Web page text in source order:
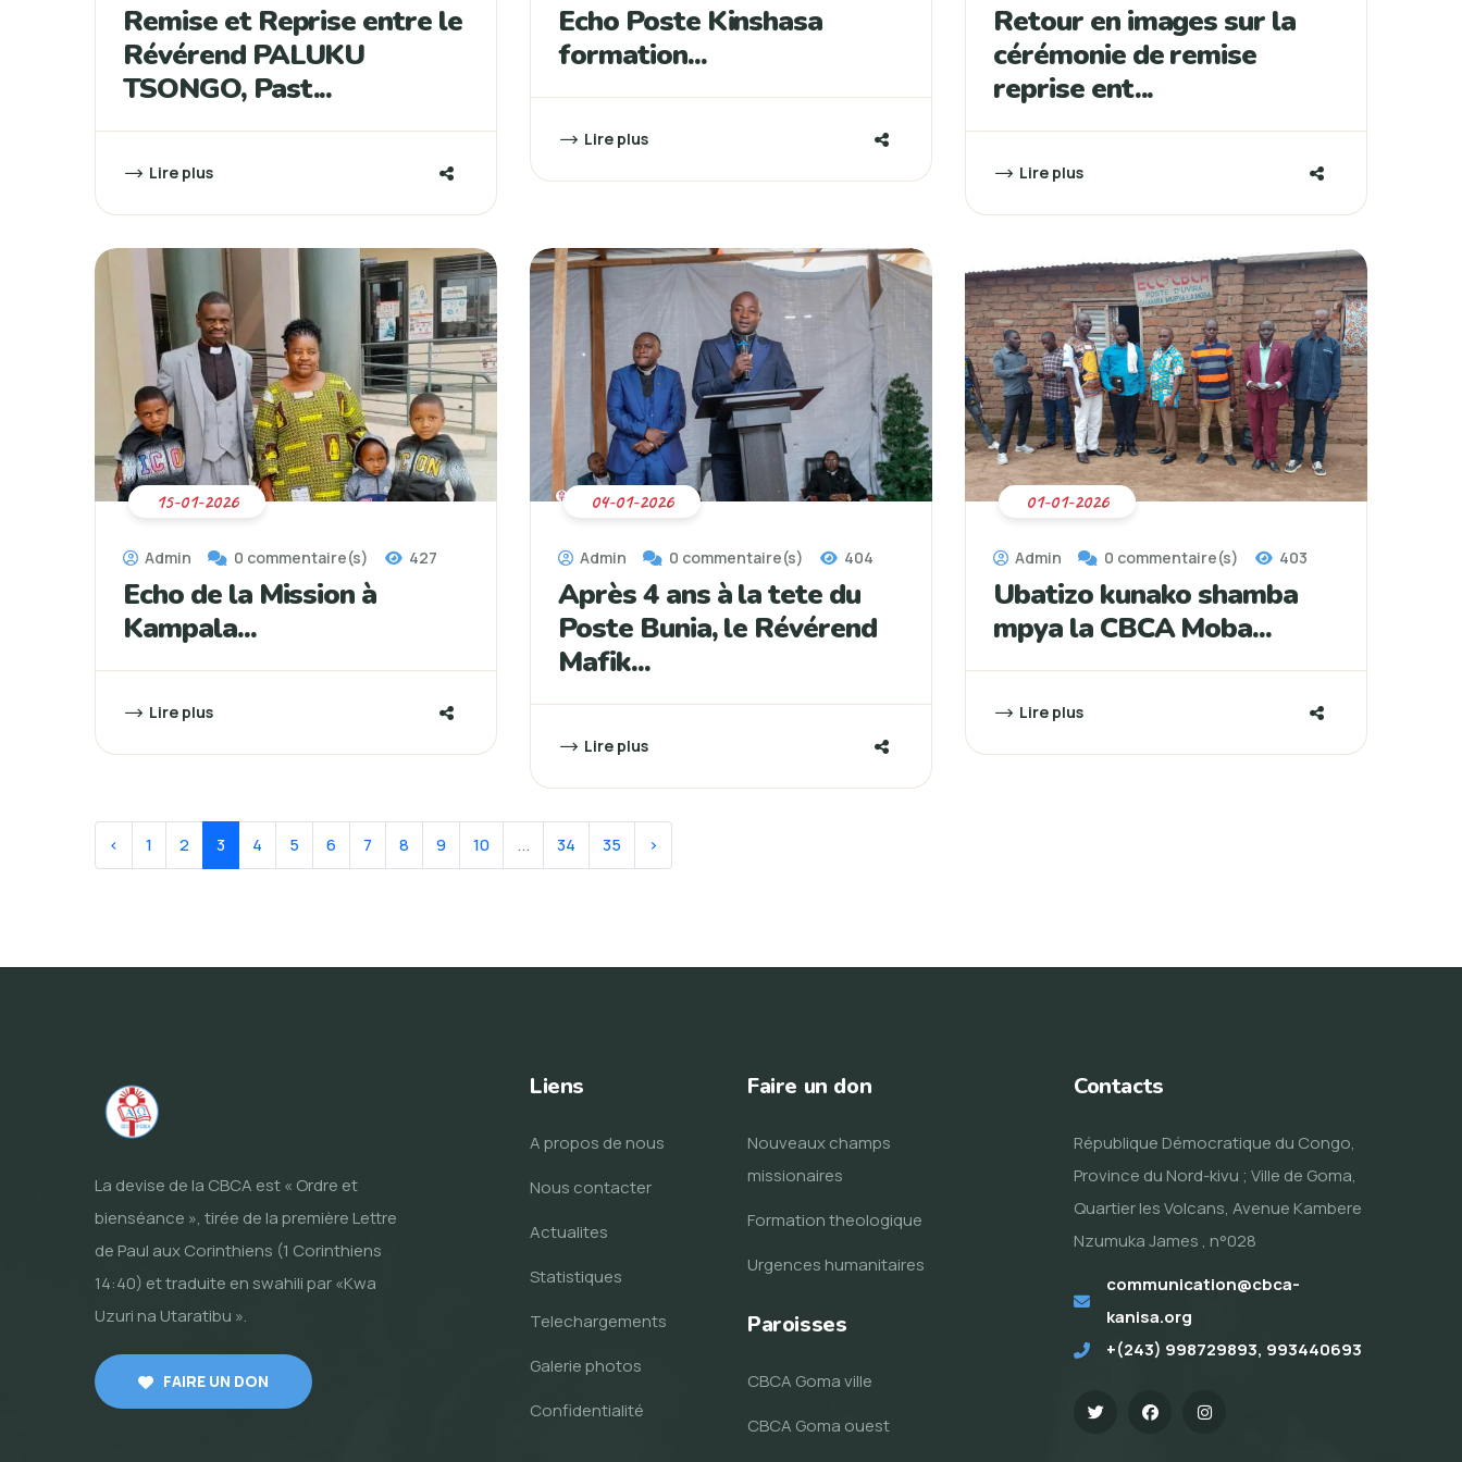
Remise et Reprise entre le
Révérend PALUKU
TSONGO, Past...
Lire plus
Echo Poste Kinshasa
formation...
Lire plus
Retour en images sur la
cérémonie de remise
reprise ent...
Lire plus
Admin 0 commentaire(s) 427
Echo de la Mission à
Kampala...
Lire plus
15-01-2026
Admin 0 commentaire(s) 404
Après 4 ans à la tete du
Poste Bunia, le Révérend
Mafik...
Lire plus
04-01-2026
Admin 0 commentaire(s) 403
Ubatizo kunako shamba
mpya la CBCA Moba...
Lire plus
01-01-2026
‹ 1 2 3 4 5 6 7 8 9 10 ... 34 35 ›
La devise de la CBCA est « Ordre et
bienséance », tirée de la première Lettre
de Paul aux Corinthiens (1 Corinthiens
14:40) et traduite en swahili par «Kwa
Uzuri na Utaratibu ».
FAIRE UN DON
Liens
A propos de nous
Nous contacter
Actualites
Statistiques
Telechargements
Galerie photos
Confidentialité
Faire un don
Nouveaux champs
missionaires
Formation theologique
Urgences humanitaires
Paroisses
CBCA Goma ville
CBCA Goma ouest
Contacts
République Démocratique du Congo,
Province du Nord-kivu ; Ville de Goma,
Quartier les Volcans, Avenue Kambere
Nzumuka James , n°028
communication@cbca-
kanisa.org
+(243) 998729893, 993440693